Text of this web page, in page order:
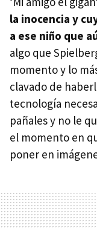
la inocencia y
a ese niño que
algo que
momento y lo
clavado de
tecnología
pañales y no le
el momento en
poner en